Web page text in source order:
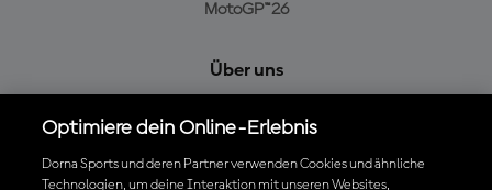
MotoGP™26
Über uns
Cookie-Richtlinien
Geschäftsbedingungen
Optimiere dein Online-Erlebnis
Dorna Sports und deren Partner verwenden Cookies und ähnliche
Technologien, um deine Interaktion mit unseren Websites,